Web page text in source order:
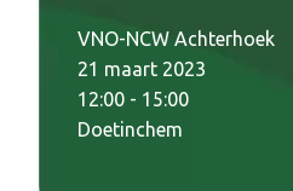
VNO-NCW Achterhoek
21 maart 2023
12:00 - 15:00
Doetinchem